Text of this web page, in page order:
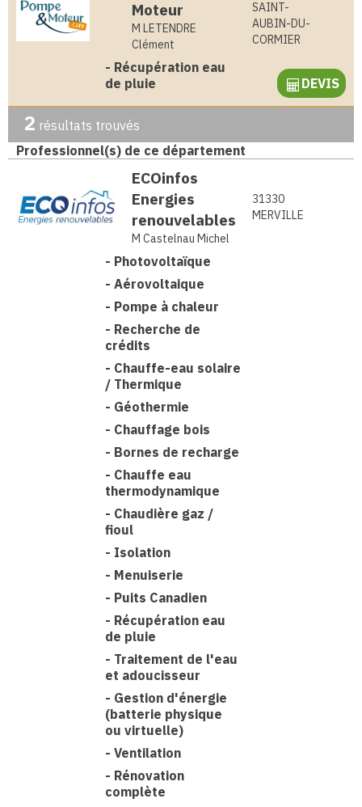
Moteur
M LETENDRE
Clément
SAINT-
AUBIN-DU-
CORMIER
- Récupération eau
de pluie
DEVIS
2 résultats trouvés
Professionnel(s) de ce département
ECOinfos
Energies
renouvelables
M Castelnau Michel
31330
MERVILLE
- Photovoltaïque
- Aérovoltaique
- Pompe à chaleur
- Recherche de
crédits
- Chauffe-eau solaire
/ Thermique
- Géothermie
- Chauffage bois
- Bornes de recharge
- Chauffe eau
thermodynamique
- Chaudière gaz /
fioul
- Isolation
- Menuiserie
- Puits Canadien
- Récupération eau
de pluie
- Traitement de l'eau
et adoucisseur
- Gestion d'énergie
(batterie physique
ou virtuelle)
- Ventilation
- Rénovation
complète